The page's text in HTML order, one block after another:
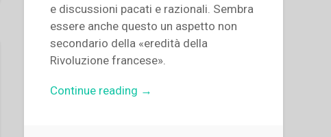
e discussioni pacati e razionali. Sembra
essere anche questo un aspetto non
secondario della «eredità della
Rivoluzione francese».
Continue reading “Pietro
→